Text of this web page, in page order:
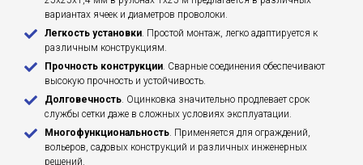
вариантах ячеек и диаметров проволоки.
Легкость установки. Простой монтаж, легко адаптируется к
различным конструкциям.
Прочность конструкции. Сварные соединения обеспечивают
высокую прочность и устойчивость.
Долговечность. Оцинковка значительно продлевает срок
службы сетки даже в сложных условиях эксплуатации.
Многофункциональность. Применяется для ограждений,
вольеров, садовых конструкций и различных инженерных
решений.